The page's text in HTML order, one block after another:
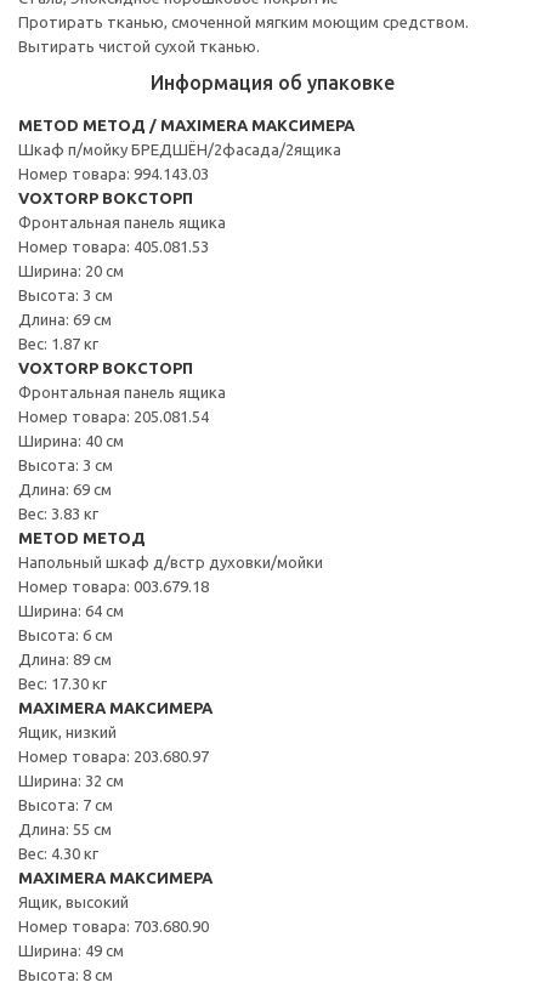
Протирать тканью, смоченной мягким моющим средством.
Вытирать чистой сухой тканью.
Информация об упаковке
METOD МЕТОД / MAXIMERA МАКСИМЕРА
Шкаф п/мойку БРЕДШЁН/2фасада/2ящика
Номер товара: 994.143.03
VOXTORP ВОКСТОРП
Фронтальная панель ящика
Номер товара: 405.081.53
Ширина: 20 см
Высота: 3 см
Длина: 69 см
Вес: 1.87 кг
VOXTORP ВОКСТОРП
Фронтальная панель ящика
Номер товара: 205.081.54
Ширина: 40 см
Высота: 3 см
Длина: 69 см
Вес: 3.83 кг
METOD МЕТОД
Напольный шкаф д/встр духовки/мойки
Номер товара: 003.679.18
Ширина: 64 см
Высота: 6 см
Длина: 89 см
Вес: 17.30 кг
MAXIMERA МАКСИМЕРА
Ящик, низкий
Номер товара: 203.680.97
Ширина: 32 см
Высота: 7 см
Длина: 55 см
Вес: 4.30 кг
MAXIMERA МАКСИМЕРА
Ящик, высокий
Номер товара: 703.680.90
Ширина: 49 см
Высота: 8 см